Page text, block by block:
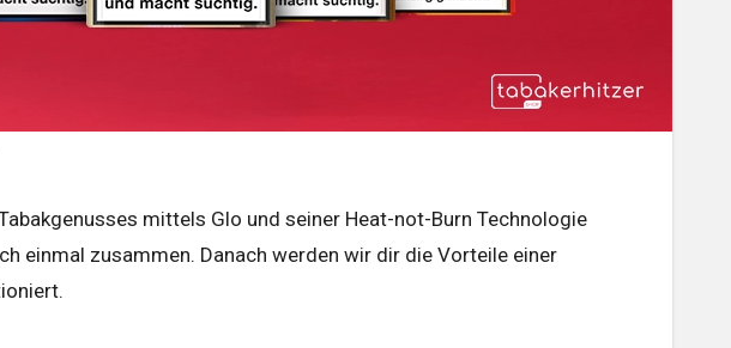
einmal zusammen. Danach werden wir dir die Vorteile einer